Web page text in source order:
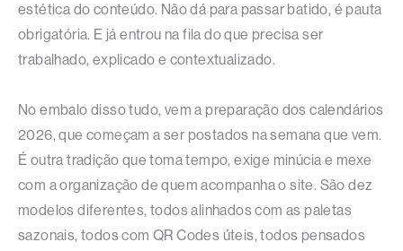
estética do conteúdo. Não dá para passar batido, é pauta
obrigatória. E já entrou na fila do que precisa ser
trabalhado, explicado e contextualizado.
No embalo disso tudo, vem a preparação dos calendários
2026, que começam a ser postados na semana que vem.
É outra tradição que toma tempo, exige minúcia e mexe
com a organização de quem acompanha o site. São dez
modelos diferentes, todos alinhados com as paletas
sazonais, todos com QR Codes úteis, todos pensados